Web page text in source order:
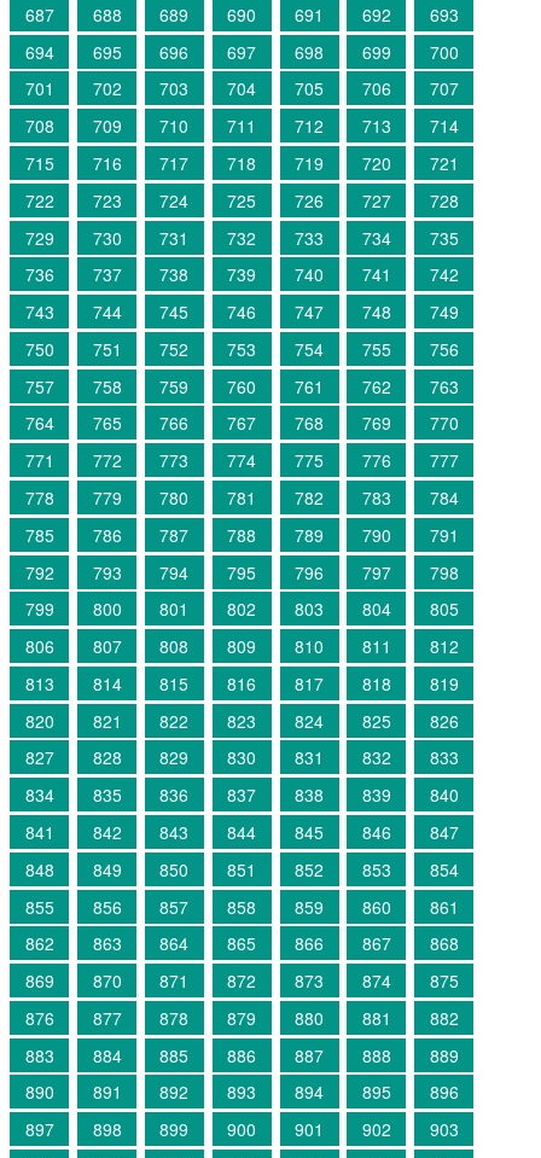
687
688 689 690 691 692
693
694
695 696 697 698 699
700
701
702 703 704 705 706
707
708
709 710 711 712 713
714
715
716 717 718 719 720
721
722
723 724 725 726 727
728
729
730 731 732 733 734
735
736
737 738 739 740 741
742
743
744 745 746 747 748
749
750
751 752 753 754 755
756
757
758 759 760 761 762
763
764
765 766 767 768 769
770
771
772 773 774 775 776
777
778
779 780 781 782 783
784
785
786 787 788 789 790
791
792
793 794 795 796 797
798
799
800 801 802 803 804
805
806
807 808 809 810 811
812
813
814 815 816 817 818
819
820
821 822 823 824 825
826
827
828 829 830 831 832
833
834
835 836 837 838 839
840
841
842 843 844 845 846
847
848
849 850 851 852 853
854
855
856 857 858 859 860
861
862
863 864 865 866 867
868
869
870 871 872 873 874
875
876
877 878 879 880 881
882
883
884 885 886 887 888
889
890
891 892 893 894 895
896
897
898 899 900 901 902
903